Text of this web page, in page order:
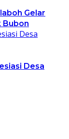
Gelar
Bubon
Desa